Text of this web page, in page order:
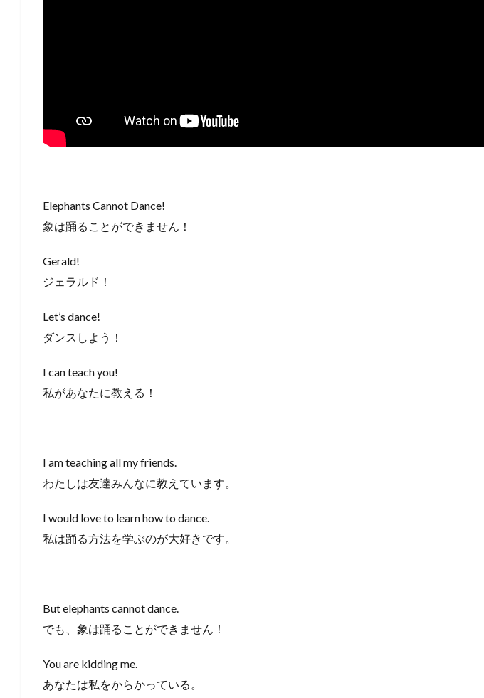
Elephants Cannot Dance!
象は踊ることができません！
Gerald!
ジェラルド！
Let’s dance!
ダンスしよう！
I can teach you!
私があなたに教える！
I am teaching all my friends.
わたしは友達みんなに教えています。
I would love to learn how to dance.
私は踊る方法を学ぶのが大好きです。
But elephants cannot dance.
でも、象は踊ることができません！
You are kidding me.
あなたは私をからかっている。